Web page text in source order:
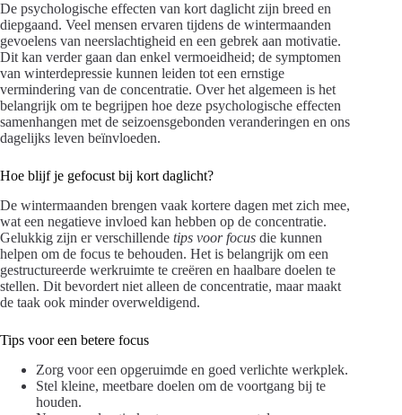
De psychologische effecten van kort daglicht zijn breed en
diepgaand. Veel mensen ervaren tijdens de wintermaanden
gevoelens van neerslachtigheid en een gebrek aan motivatie.
Dit kan verder gaan dan enkel vermoeidheid; de symptomen
van winterdepressie kunnen leiden tot een ernstige
vermindering van de concentratie. Over het algemeen is het
belangrijk om te begrijpen hoe deze psychologische effecten
samenhangen met de seizoensgebonden veranderingen en ons
dagelijks leven beïnvloeden.
Hoe blijf je gefocust bij kort daglicht?
De wintermaanden brengen vaak kortere dagen met zich mee,
wat een negatieve invloed kan hebben op de concentratie.
Gelukkig zijn er verschillende tips voor focus die kunnen
helpen om de focus te behouden. Het is belangrijk om een
gestructureerde werkruimte te creëren en haalbare doelen te
stellen. Dit bevordert niet alleen de concentratie, maar maakt
de taak ook minder overweldigend.
Tips voor een betere focus
Zorg voor een opgeruimde en goed verlichte werkplek.
Stel kleine, meetbare doelen om de voortgang bij te
houden.